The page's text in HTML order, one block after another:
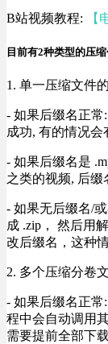
B站视频教程: 【
目前有2种类型的压
1. 单一压缩文件
- 如果后缀名正常
成功, 有的情况
- 如果后缀名是
之类的视频, 后缀
- 如果无后缀名/
成 .zip， 然后用
改后缀名，这种
2. 多个压缩分卷
- 如果后缀名正
程中会自动调用
需要提前全部下